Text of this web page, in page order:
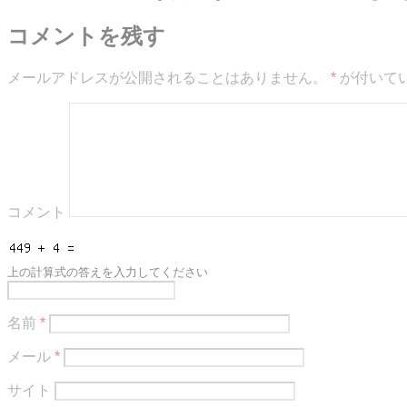
コメントを残す
メールアドレスが公開されることはありません。 * が付いて
コメント
上の計算式の答えを入力してください
名前 *
メール *
サイト